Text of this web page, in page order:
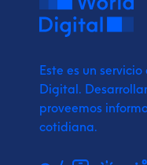
Este es un
Digital.
proveemos
cotidiana.